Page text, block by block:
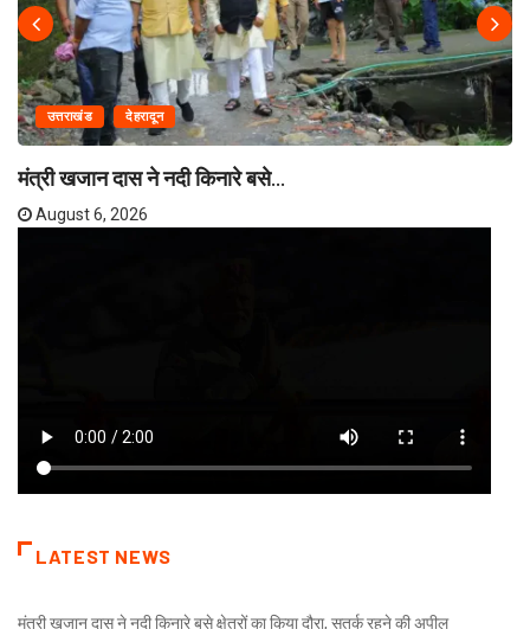
उत्तराखंड देहरादून
मंत्री खजान दास ने नदी किनारे बसे...
August 6, 2026
LATEST NEWS
मंत्री खजान दास ने नदी किनारे बसे क्षेत्रों का किया दौरा, सतर्क रहने की अपील